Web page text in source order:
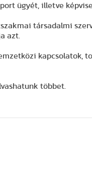
ügyét, illetve
társadalmi
azt.
kapcsolatok,
többet.